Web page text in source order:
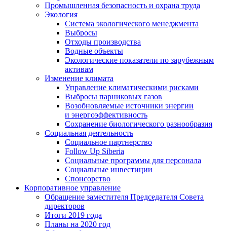
Промышленная безопасность и охрана труда
Экология
Система экологического менеджмента
Выбросы
Отходы производства
Водные объекты
Экологические показатели по зарубежным
активам
Изменение климата
Управление климатическими рисками
Выбросы парниковых газов
Возобновляемые источники энергии
и энергоэффективность
Сохранение биологического разнообразия
Социальная деятельность
Социальное партнерство
Follow Up Siberia
Социальные программы для персонала
Социальные инвестиции
Спонсорство
Корпоративное управление
Обращение заместителя Председателя Совета
директоров
Итоги 2019 года
Планы на 2020 год